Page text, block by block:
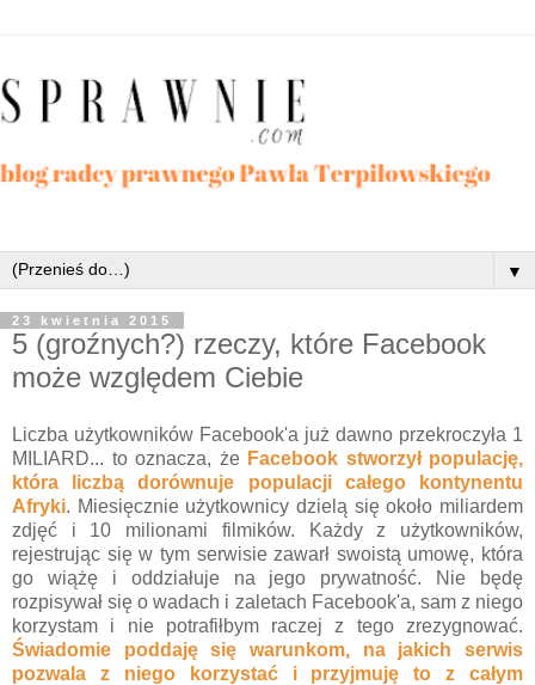
▼
23 kwietnia 2015
5 (groźnych?) rzeczy, które Facebook
może względem Ciebie
Liczba użytkowników Facebook'a już dawno przekroczyła 1
MILIARD... to oznacza, że Facebook stworzył populację,
która liczbą dorównuje populacji całego kontynentu
Afryki. Miesięcznie użytkownicy dzielą się około miliardem
zdjęć i 10 milionami filmików. Każdy z użytkowników,
rejestrując się w tym serwisie zawarł swoistą umowę, która
go wiążę i oddziałuje na jego prywatność. Nie będę
rozpisywał się o wadach i zaletach Facebook'a, sam z niego
korzystam i nie potrafiłbym raczej z tego zrezygnować.
Świadomie poddaję się warunkom, na jakich serwis
pozwala z niego korzystać i przyjmuję to z całym